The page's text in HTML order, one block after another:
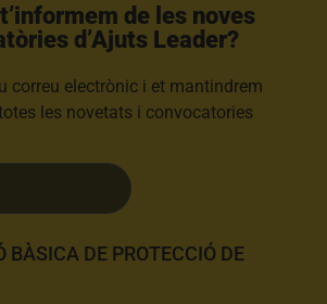
de les noves
d’Ajuts Leader?​
correu electrònic i et mantindrem
les novetats i convocatories
BÀSICA DE PROTECCIÓ DE